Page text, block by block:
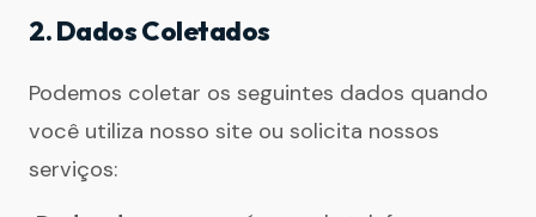
2. Dados Coletados
Podemos coletar os seguintes dados quando
você utiliza nosso site ou solicita nossos
serviços: